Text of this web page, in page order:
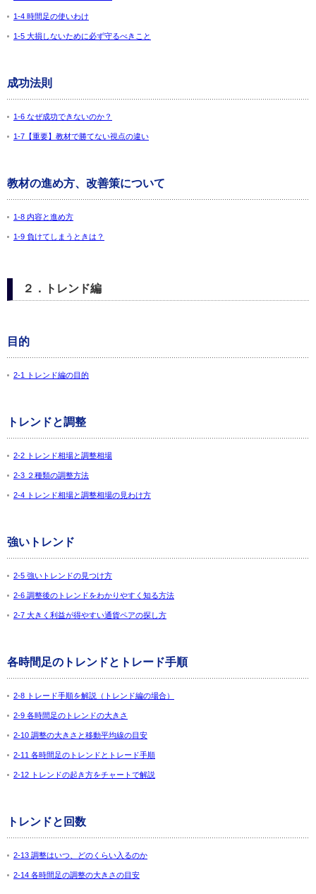
1-4 時間足の使いわけ
1-5 大損しないために必ず守るべきこと
成功法則
1-6 なぜ成功できないのか？
1-7【重要】教材で勝てない視点の違い
教材の進め方、改善策について
1-8 内容と進め方
1-9 負けてしまうときは？
２．トレンド編
目的
2-1 トレンド編の目的
トレンドと調整
2-2 トレンド相場と調整相場
2-3 ２種類の調整方法
2-4 トレンド相場と調整相場の見わけ方
強いトレンド
2-5 強いトレンドの見つけ方
2-6 調整後のトレンドをわかりやすく知る方法
2-7 大きく利益が得やすい通貨ペアの探し方
各時間足のトレンドとトレード手順
2-8 トレード手順を解説（トレンド編の場合）
2-9 各時間足のトレンドの大きさ
2-10 調整の大きさと移動平均線の目安
2-11 各時間足のトレンドとトレード手順
2-12 トレンドの起き方をチャートで解説
トレンドと回数
2-13 調整はいつ、どのくらい入るのか
2-14 各時間足の調整の大きさの目安